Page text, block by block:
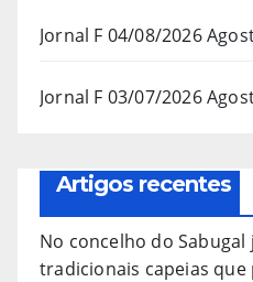
Jornal F 04/08/2026
Jornal F 03/07/2026
Artigos recentes
No concelho do Sabugal
tradicionais capeias